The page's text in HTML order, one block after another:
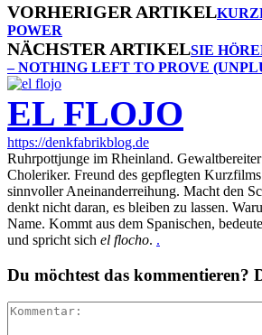
VORHERIGER ARTIKEL
POWER
NÄCHSTER ARTIKELSIE
– NOTHING LEFT TO PROVE
EL FLOJO
https://denkfabrikblog.de
Ruhrpottjunge im Rheinland.
Choleriker. Freund des gepflegten
sinnvoller Aneinanderreihung. Macht den
denkt nicht daran, es bleiben zu lassen.
Name. Kommt aus dem Spanischen,
und spricht sich el flocho. .
Du möchtest das kommentieren?